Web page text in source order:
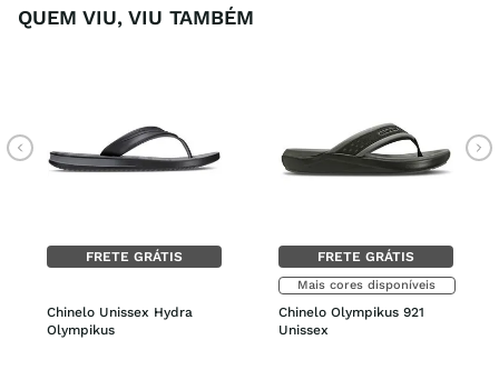
QUEM VIU, VIU TAMBÉM
FRETE GRÁTIS
Chinelo Unissex Hydra
Olympikus
FRETE GRÁTIS
Mais cores disponíveis
Chinelo Olympikus 921
Unissex